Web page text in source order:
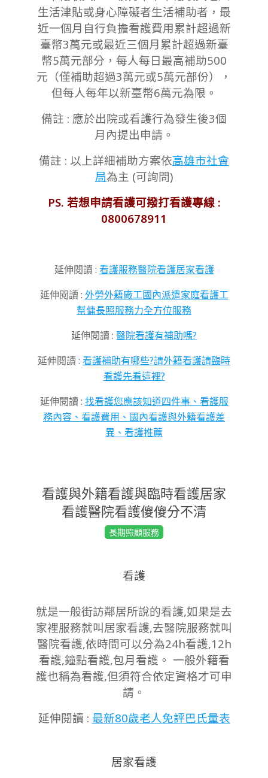
生活津貼或身心障礙者生活補助者，最
近一個月自行負擔看護費用累計超過新
臺幣3萬元或最近三個月累計超過新臺
幣5萬元部分，每人每日最高補助500
元（僅補助超過3萬元或5萬元部份），
但每人每年以新臺幣6萬元為限。
備註 : 應於出院或看護行為發生後3個
月內提出申請。
備註 : 以上詳細補助方案依高雄市社會
局為主 (可詢問)
PS. 若想申請看護可撥打看護專線 :
0800678911
延伸閱讀 : 看護服務醫院看護居家看護
延伸閱讀 : 外勞外籍廠工國內派遣家庭看護工
幫傭長照服務力全方位服務
延伸閱讀 : 醫院看護有補助嗎?
延伸閱讀 : 看護補助有哪些?請外籍看護請臨時
看護先看這裡?
延伸閱讀 : 找看護您應該知道四件事、看護服
務內容、看護費用、國內看護與外籍看護差
異、看護推薦
看護與外籍看護與臨時看護居家
看護醫院看護傻傻分不清
長期照顧服務
看護
就是一般街訪鄰居所說的看護,如果是去
家裡服務就叫居家看護,去醫院服務就叫
醫院看護,依時間可以分為24h看護,12h
看護,鐘點看護,包月看護。 一般外籍看
護也稱為看護,但須符合依定資格才可申
請。
延伸閱讀 : 最新80歲老人免評巴氏量表
居家看護